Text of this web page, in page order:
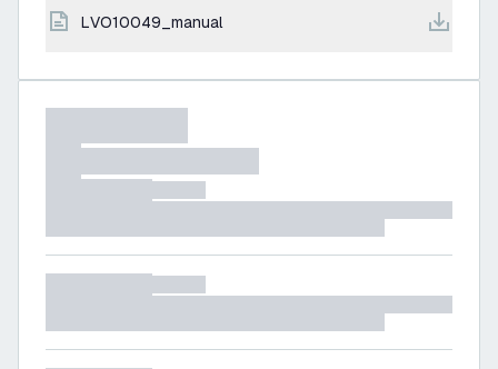
LVO10049_manual